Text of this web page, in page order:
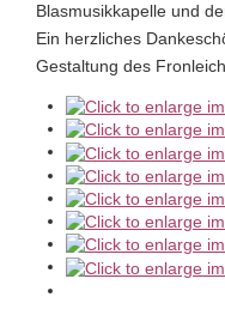
Blasmusikkapelle und
Ein herzliches
Gestaltung des